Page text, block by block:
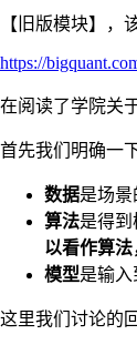
【旧版模块】，
https://
在阅读了学院关
首先我们明确一
数据是场景
算法是得到
以看作算法
模型是输
这里我们讨论的